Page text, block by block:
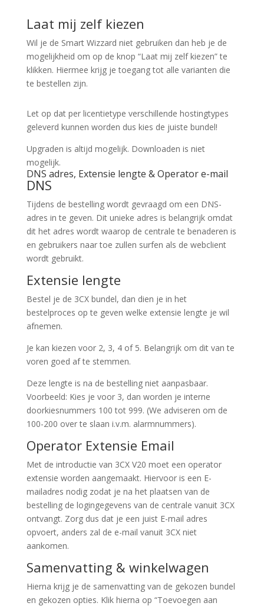
Laat mij zelf kiezen
Wil je de Smart Wizzard niet gebruiken dan heb je de
mogelijkheid om op de knop “Laat mij zelf kiezen” te
klikken. Hiermee krijg je toegang tot alle varianten die
te bestellen zijn.
Let op dat per licentietype verschillende hostingtypes
geleverd kunnen worden dus kies de juiste bundel!
Upgraden is altijd mogelijk. Downloaden is niet
mogelijk.
DNS adres, Extensie lengte & Operator e-mail
DNS
Tijdens de bestelling wordt gevraagd om een DNS-
adres in te geven. Dit unieke adres is belangrijk omdat
dit het adres wordt waarop de centrale te benaderen is
en gebruikers naar toe zullen surfen als de webclient
wordt gebruikt.
Extensie lengte
Bestel je de 3CX bundel, dan dien je in het
bestelproces op te geven welke extensie lengte je wil
afnemen.
Je kan kiezen voor 2, 3, 4 of 5. Belangrijk om dit van te
voren goed af te stemmen.
Deze lengte is na de bestelling niet aanpasbaar.
Voorbeeld: Kies je voor 3, dan worden je interne
doorkiesnummers 100 tot 999. (We adviseren om de
100-200 over te slaan i.v.m. alarmnummers).
Operator Extensie Email
Met de introductie van 3CX V20 moet een operator
extensie worden aangemaakt. Hiervoor is een E-
mailadres nodig zodat je na het plaatsen van de
bestelling de logingegevens van de centrale vanuit 3CX
ontvangt. Zorg dus dat je een juist E-mail adres
opvoert, anders zal de e-mail vanuit 3CX niet
aankomen.
Samenvatting & winkelwagen
Hierna krijg je de samenvatting van de gekozen bundel
en gekozen opties. Klik hierna op “Toevoegen aan